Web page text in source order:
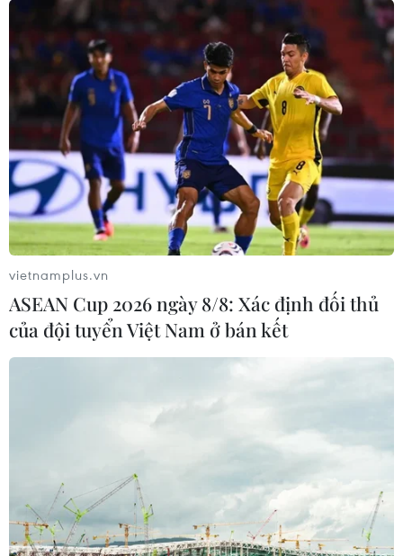
vietnamplus.vn
ASEAN Cup 2026 ngày 8/8: Xác định đối thủ
của đội tuyển Việt Nam ở bán kết